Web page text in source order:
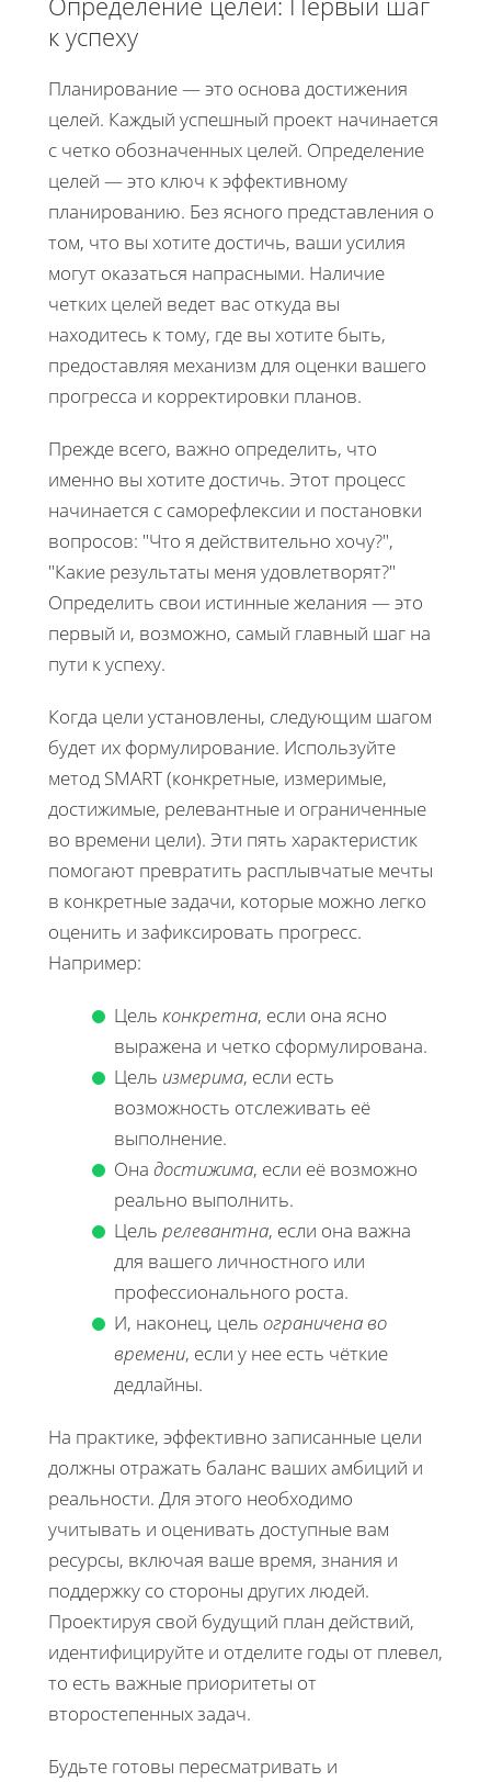
к успеху
Планирование — это основа достижения
целей. Каждый успешный проект начинается
с четко обозначенных целей. Определение
целей — это ключ к эффективному
планированию. Без ясного представления о
том, что вы хотите достичь, ваши усилия
могут оказаться напрасными. Наличие
четких целей ведет вас откуда вы
находитесь к тому, где вы хотите быть,
предоставляя механизм для оценки вашего
прогресса и корректировки планов.
Прежде всего, важно определить, что
именно вы хотите достичь. Этот процесс
начинается с саморефлексии и постановки
вопросов: "Что я действительно хочу?",
"Какие результаты меня удовлетворят?"
Определить свои истинные желания — это
первый и, возможно, самый главный шаг на
пути к успеху.
Когда цели установлены, следующим шагом
будет их формулирование. Используйте
метод SMART (конкретные, измеримые,
достижимые, релевантные и ограниченные
во времени цели). Эти пять характеристик
помогают превратить расплывчатые мечты
в конкретные задачи, которые можно легко
оценить и зафиксировать прогресс.
Например:
Цель конкретна, если она ясно
выражена и четко сформулирована.
Цель измерима, если есть
возможность отслеживать её
выполнение.
Она достижима, если её возможно
реально выполнить.
Цель релевантна, если она важна
для вашего личностного или
профессионального роста.
И, наконец, цель ограничена во
времени, если у нее есть чёткие
дедлайны.
На практике, эффективно записанные цели
должны отражать баланс ваших амбиций и
реальности. Для этого необходимо
учитывать и оценивать доступные вам
ресурсы, включая ваше время, знания и
поддержку со стороны других людей.
Проектируя свой будущий план действий,
идентифицируйте и отделите годы от плевел,
то есть важные приоритеты от
второстепенных задач.
Будьте готовы пересматривать и